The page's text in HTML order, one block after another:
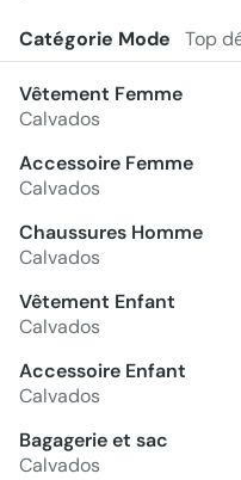
Catégorie Mode Top
Vêtement Femme
Calvados
Accessoire Femme
Calvados
Chaussures Homme
Calvados
Vêtement Enfant
Calvados
Accessoire Enfant
Calvados
Bagagerie et sac
Calvados